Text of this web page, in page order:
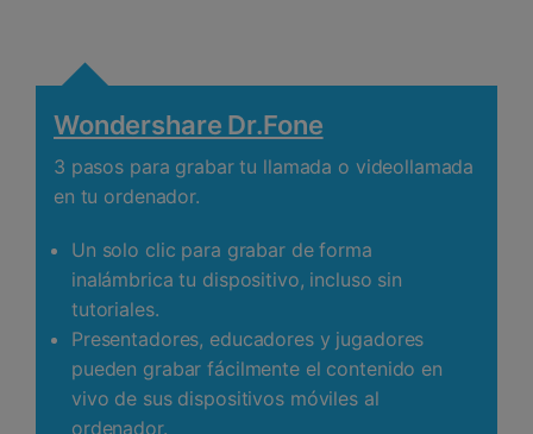
Wondershare Dr.Fone
3 pasos para grabar tu llamada o videollamada
en tu ordenador.
Un solo clic para grabar de forma
inalámbrica tu dispositivo, incluso sin
tutoriales.
Presentadores, educadores y jugadores
pueden grabar fácilmente el contenido en
vivo de sus dispositivos móviles al
ordenador.